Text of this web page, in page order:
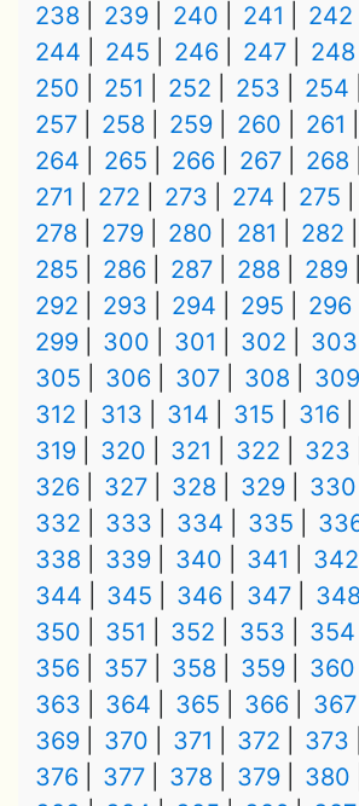
238
239 240 241 242
244
245 246 247 248
250
251 252 253 254
257
258 259 260 261
264
265 266 267 268
271
272 273 274 275
278
279 280 281 282
285
286 287 288 289
292
293 294 295 296
299
300 301 302 303
305
306 307 308 309
312
313 314 315 316
319
320 321 322 323
326
327 328 329 330
332
333 334 335
338
339 340 341 342
344
345 346 347 348
350
351 352 353 354
356
357 358 359 360
363
364 365 366 367
369
370 371 372 373
376
377 378 379 380